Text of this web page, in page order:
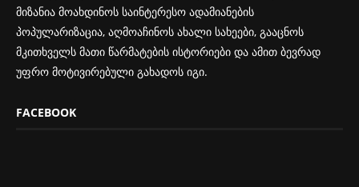
მიზანია მოახდინოს საინტერესო ადამიანების
პოპულარიზაცია, აღმოაჩინოს ახალი სახეები, გააცნოს
მკითხველს მათი წარმატების ისტორიები და ამით ბევრად
უფრო მოტივირებული გახადოს იგი.
FACEBOOK